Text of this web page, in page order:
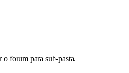
o forum para sub-pasta.